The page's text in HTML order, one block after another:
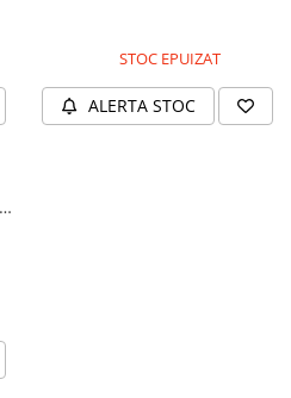
STOC EPUIZAT
ALERTA STOC